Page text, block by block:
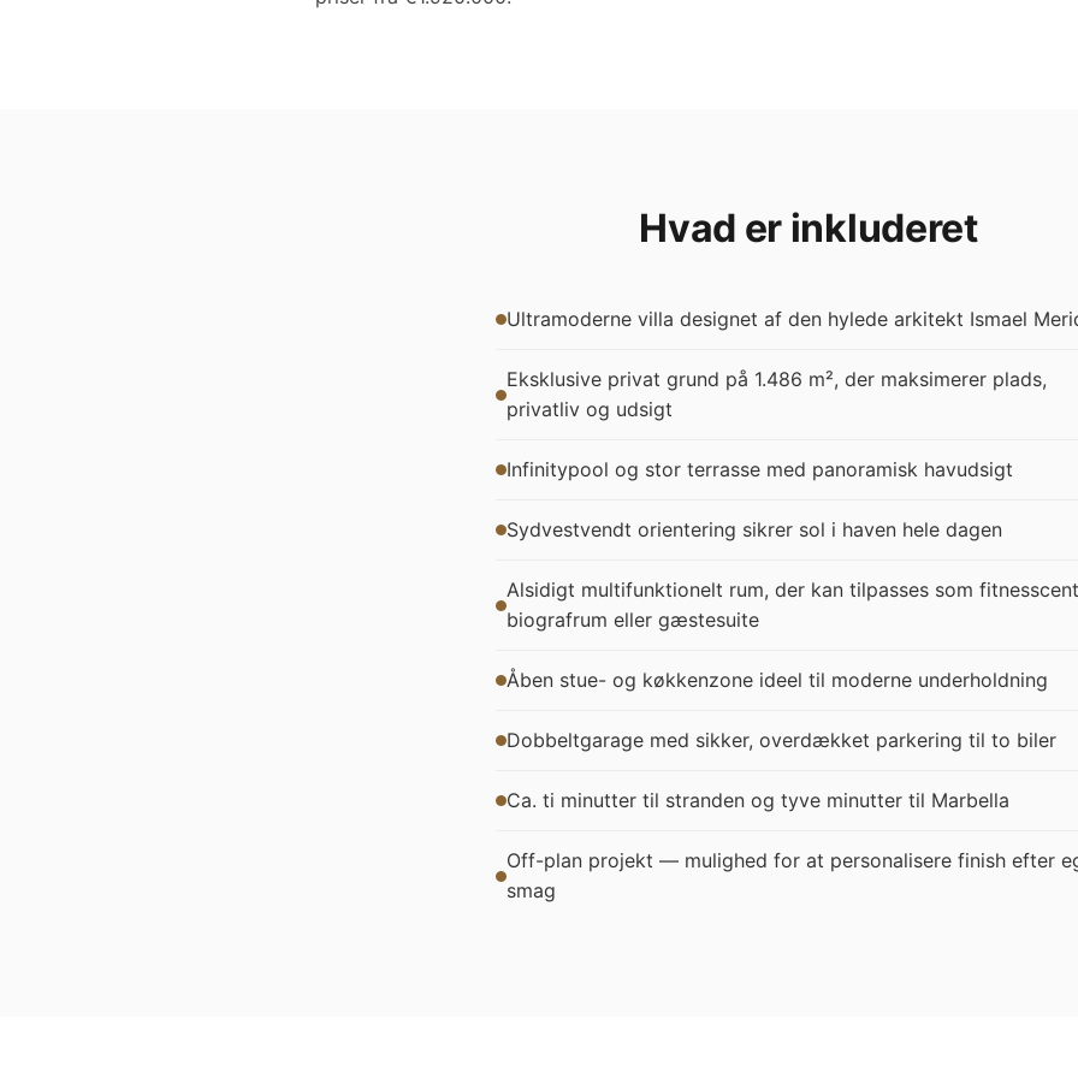
Hvad er inkluderet
Ultramoderne villa designet af den hylede arkitekt Ismael
Eksklusive privat grund på 1.486 m², der maksimerer plads,
privatliv og udsigt
Infinitypool og stor terrasse med panoramisk havudsigt
Sydvestvendt orientering sikrer sol i haven hele dagen
Alsidigt multifunktionelt rum, der kan tilpasses som
biografrum eller gæstesuite
Åben stue- og køkkenzone ideel til moderne underholdning
Dobbeltgarage med sikker, overdækket parkering til to biler
Ca. ti minutter til stranden og tyve minutter til Marbella
Off-plan projekt — mulighed for at personalisere finish efter
smag